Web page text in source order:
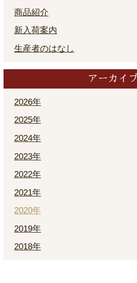
商品紹介
新入荷案内
生産者のはなし
アーカイブ
2026年
2025年
2024年
2023年
2022年
2021年
2020年
2019年
2018年